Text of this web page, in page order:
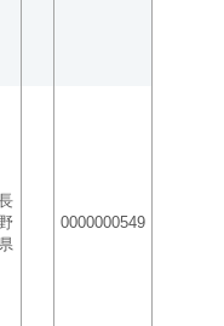
野
県
0000000549